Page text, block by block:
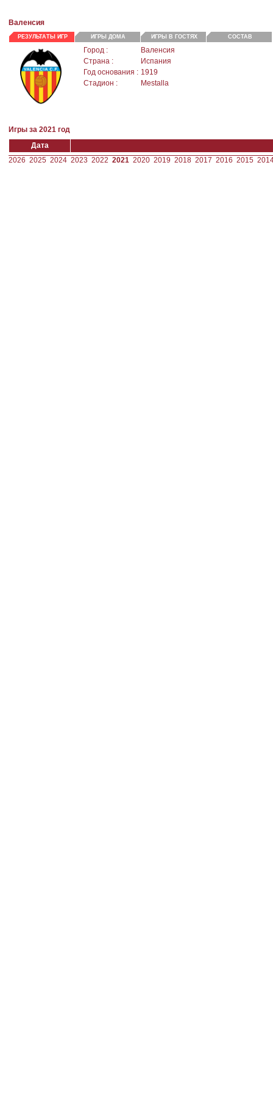
Валенсия
РЕЗУЛЬТАТЫ ИГР ИГРЫ ДОМА ИГРЫ В ГОСТЯХ СОСТАВ
Город :
Валенсия
Страна :
Испания
Год основания : 1919
Стадион :
Mestalla
Игры за 2021 год
Дата
2026 2025 2024 2023 2022 2021 2020 2019 2018 2017 2016 2015